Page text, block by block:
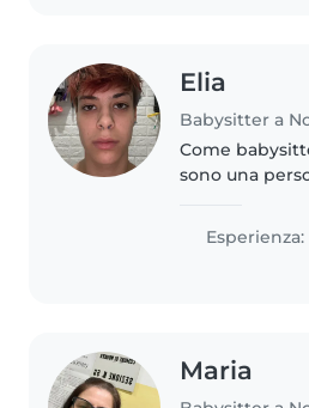
Elia
Babysitter a
Come
sono una
esperienza
bambini di
Esperienza:
Maria